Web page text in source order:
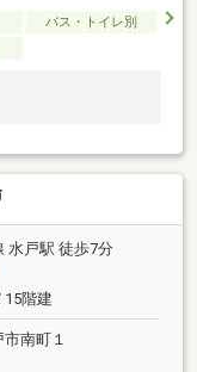
バス・トイレ別
水戸駅 徒歩7分
15階建
南町１